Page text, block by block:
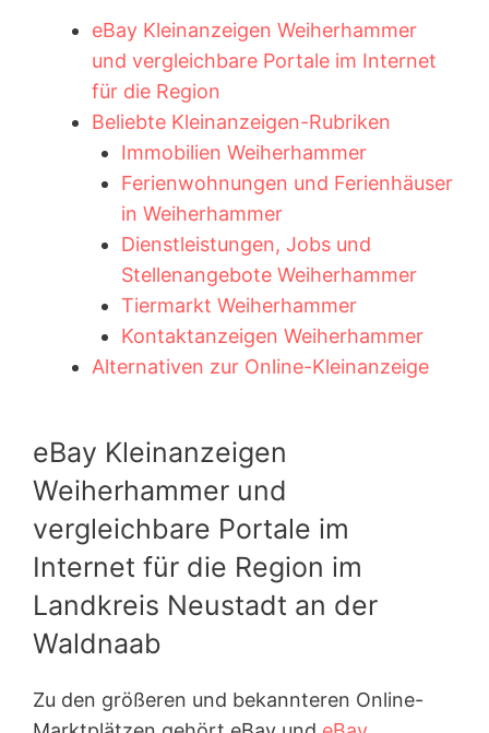
eBay Kleinanzeigen Weiherhammer
und vergleichbare Portale im Internet
für die Region
Beliebte Kleinanzeigen-Rubriken
Immobilien Weiherhammer
Ferienwohnungen und Ferienhäuser
in Weiherhammer
Dienstleistungen, Jobs und
Stellenangebote Weiherhammer
Tiermarkt Weiherhammer
Kontaktanzeigen Weiherhammer
Alternativen zur Online-Kleinanzeige
eBay Kleinanzeigen
Weiherhammer und
vergleichbare Portale im
Internet für die Region im
Landkreis Neustadt an der
Waldnaab
Zu den größeren und bekannteren Online-